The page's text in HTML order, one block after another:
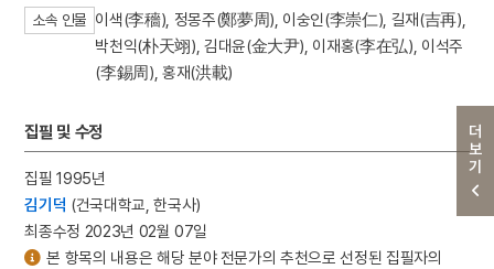
더보기
소속 인물 이색(李穡), 정몽주(鄭夢周), 이숭인(李崇仁), 길재(吉再),
박천익(朴天翊), 김대윤(金大尹), 이재홍(李在弘), 이석주
(李錫周), 홍재(洪載)
집필 및 수정
집필 1995년
김기덕 (건국대학교, 한국사)
최종수정 2023년 02월 07일
본 항목의 내용은 해당 분야 전문가의 추천으로 선정된 집필자의